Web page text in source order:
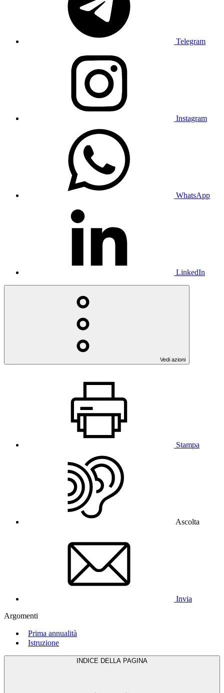
Telegram
Instagram
WhatsApp
LinkedIn
Vedi azioni
Stampa
Ascolta
Invia
Argomenti
Prima annualità
Istruzione
INDICE DELLA PAGINA